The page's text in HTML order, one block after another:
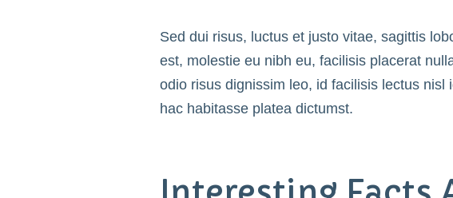
Sed dui risus, luctus et justo vitae, sagittis
est, molestie eu nibh eu, facilisis placerat
odio risus dignissim leo, id facilisis lectus
hac habitasse platea dictumst.